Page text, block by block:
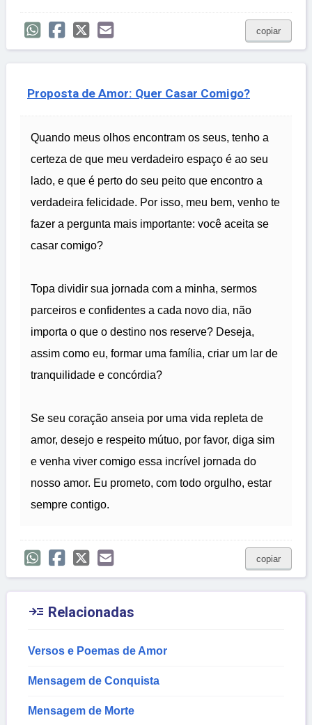
copiar
Proposta de Amor: Quer Casar Comigo?
Quando meus olhos encontram os seus, tenho a
certeza de que meu verdadeiro espaço é ao seu
lado, e que é perto do seu peito que encontro a
verdadeira felicidade. Por isso, meu bem, venho te
fazer a pergunta mais importante: você aceita se
casar comigo?
Topa dividir sua jornada com a minha, sermos
parceiros e confidentes a cada novo dia, não
importa o que o destino nos reserve? Deseja,
assim como eu, formar uma família, criar um lar de
tranquilidade e concórdia?
Se seu coração anseia por uma vida repleta de
amor, desejo e respeito mútuo, por favor, diga sim
e venha viver comigo essa incrível jornada do
nosso amor. Eu prometo, com todo orgulho, estar
sempre contigo.
copiar
 Relacionadas
Versos e Poemas de Amor
Mensagem de Conquista
Mensagem de Morte